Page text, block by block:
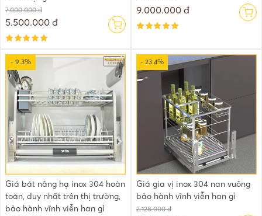
7.000.000 đ
5.500.000 đ
9.000.000 đ
- 9.3%
Giá bát nâng hạ inox 304 hoàn
toàn, duy nhất trên thị trường,
bảo hành vĩnh viễn han gỉ
- 23.4%
Giá gia vị inox 304 nan vuông
bảo hành vĩnh viễn han gỉ
2.128.000 đ